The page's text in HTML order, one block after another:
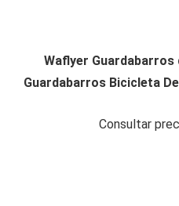
Waflyer
Guardabarros Bicicleta
Consultar